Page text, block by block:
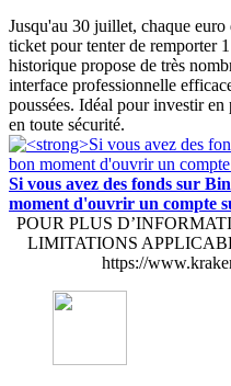
Jusqu'au 30 juillet, chaque
ticket pour tenter de remporter
historique propose de très
interface professionnelle
poussées. Idéal pour investir
en toute sécurité.
Si vous avez des fonds sur
moment d'ouvrir un compte
POUR PLUS
LIMITATIONS
https://